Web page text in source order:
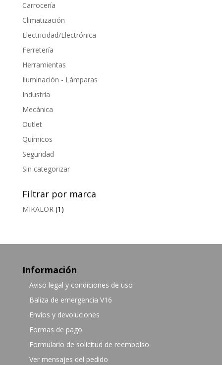
Carrocería
Climatización
Electricidad/Electrónica
Ferretería
Herramientas
Iluminación - Lámparas
Industria
Mecánica
Outlet
Químicos
Seguridad
Sin categorizar
Filtrar por marca
MIKALOR (1)
Información
Aviso legal y condiciones de uso
Baliza de emergencia V16
Envíos y devoluciones
Formas de pago
Formulario de solicitud de reembolso
Ver mensajes del pedido